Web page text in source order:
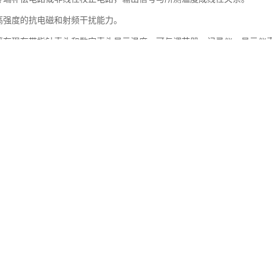
强度的抗电磁和射频干扰能力。
在现在带指针表头和数字表头显示温度，可与调节器、记录仪、显示